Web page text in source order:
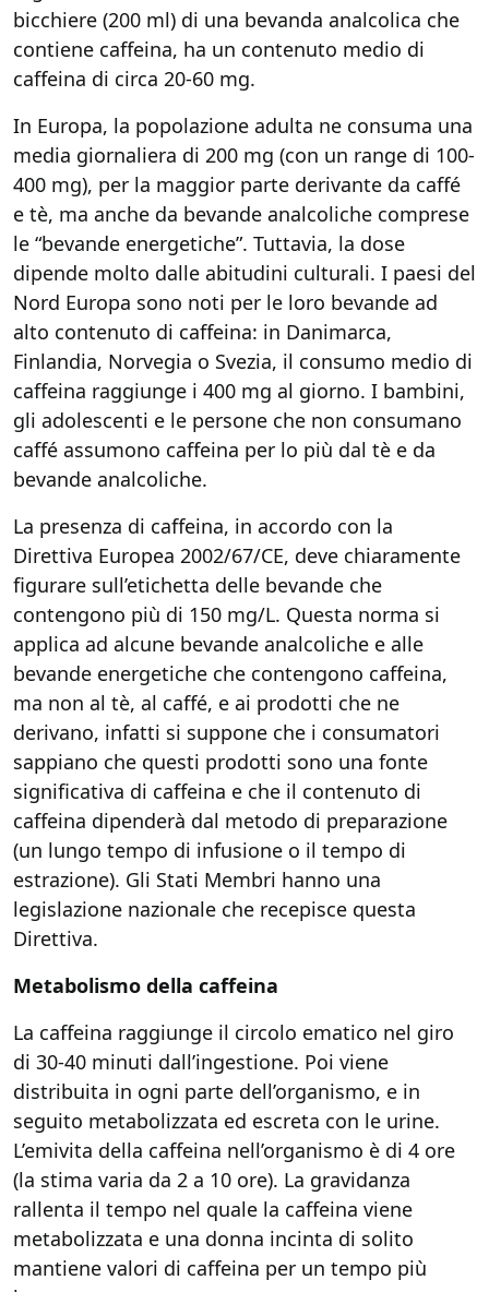
bicchiere (200 ml) di una bevanda analcolica che
contiene caffeina, ha un contenuto medio di
caffeina di circa 20-60 mg.
In Europa, la popolazione adulta ne consuma una
media giornaliera di 200 mg (con un range di 100-
400 mg), per la maggior parte derivante da caffé
e tè, ma anche da bevande analcoliche comprese
le “bevande energetiche”. Tuttavia, la dose
dipende molto dalle abitudini culturali. I paesi del
Nord Europa sono noti per le loro bevande ad
alto contenuto di caffeina: in Danimarca,
Finlandia, Norvegia o Svezia, il consumo medio di
caffeina raggiunge i 400 mg al giorno. I bambini,
gli adolescenti e le persone che non consumano
caffé assumono caffeina per lo più dal tè e da
bevande analcoliche.
La presenza di caffeina, in accordo con la
Direttiva Europea 2002/67/CE, deve chiaramente
figurare sull’etichetta delle bevande che
contengono più di 150 mg/L. Questa norma si
applica ad alcune bevande analcoliche e alle
bevande energetiche che contengono caffeina,
ma non al tè, al caffé, e ai prodotti che ne
derivano, infatti si suppone che i consumatori
sappiano che questi prodotti sono una fonte
significativa di caffeina e che il contenuto di
caffeina dipenderà dal metodo di preparazione
(un lungo tempo di infusione o il tempo di
estrazione). Gli Stati Membri hanno una
legislazione nazionale che recepisce questa
Direttiva.
Metabolismo della caffeina
La caffeina raggiunge il circolo ematico nel giro
di 30-40 minuti dall’ingestione. Poi viene
distribuita in ogni parte dell’organismo, e in
seguito metabolizzata ed escreta con le urine.
L’emivita della caffeina nell’organismo è di 4 ore
(la stima varia da 2 a 10 ore). La gravidanza
rallenta il tempo nel quale la caffeina viene
metabolizzata e una donna incinta di solito
mantiene valori di caffeina per un tempo più